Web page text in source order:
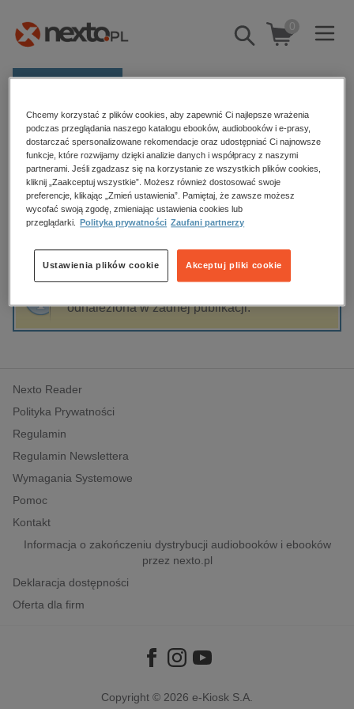
Pokaż/schowaj
wyszukiwarkę
0
Kategorie
Zobacz wszystkie E-prasa
budownictwo, aranżacja wnętrz
biznesowe, branżowe, gospodarka
dzienniki
edukacja
hobby, sport, rozrywka
komputery, internet, technologie, informatyka
polityka, społeczno-informacyjne
psychologiczne
inne
popularno-naukowe
historia
Strona główna Sebastian Worożbit
Sebastian Worożbit
Sortowanie Filtrowanie
odnaleziona w żadnej publikacji.
Nexto Reader
Polityka Prywatności
Regulamin
Regulamin Newslettera
Wymagania Systemowe
Pomoc
Kontakt
Informacja o zakończeniu dystrybucji audiobooków i ebooków
przez nexto.pl
Deklaracja dostępności
Oferta dla firm
Copyright © 2026 e-Kiosk S.A.
Chcemy korzystać z plików cookies, aby zapewnić Ci najlepsze wrażenia
podczas przeglądania naszego katalogu ebooków, audiobooków i e-prasy,
dostarczać spersonalizowane rekomendacje oraz udostępniać Ci najnowsze
funkcje, które rozwijamy dzięki analizie danych i współpracy z naszymi
partnerami. Jeśli zgadzasz się na korzystanie ze wszystkich plików cookies,
kliknij „Zaakceptuj wszystkie”. Możesz również dostosować swoje
preferencje, klikając „Zmień ustawienia”. Pamiętaj, że zawsze możesz
wycofać swoją zgodę, zmieniając ustawienia cookies lub
przeglądarki.
Polityka prywatności Zaufani partnerzy
Akceptuj pliki cookie
Ustawienia plików cookie